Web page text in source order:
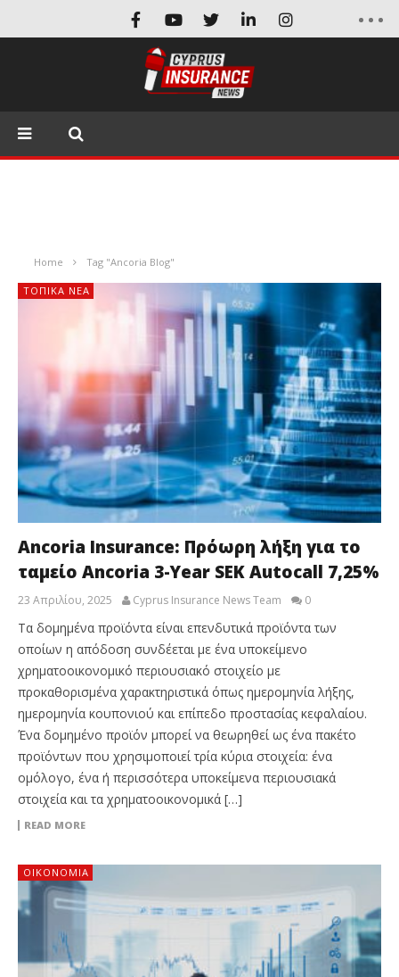
Home Tag "Ancoria Blog"
ΤΟΠΙΚΑ ΝΕΑ
Ancoria Insurance: Πρόωρη λήξη για το
ταμείο Ancoria 3-Year SEK Autocall 7,25%
23 Απριλίου, 2025 Cyprus Insurance News Team 0
Τα δομημένα προϊόντα είναι επενδυτικά προϊόντα των
οποίων η απόδοση συνδέεται με ένα υποκείμενο
χρηματοοικονομικό περιουσιακό στοιχείο με
προκαθορισμένα χαρακτηριστικά όπως ημερομηνία λήξης,
ημερομηνία κουπονιού και επίπεδο προστασίας κεφαλαίου.
Ένα δομημένο προϊόν μπορεί να θεωρηθεί ως ένα πακέτο
προϊόντων που χρησιμοποιεί τρία κύρια στοιχεία: ένα
ομόλογο, ένα ή περισσότερα υποκείμενα περιουσιακά
στοιχεία και τα χρηματοοικονομικά […]
READ MORE
ΟΙΚΟΝΟΜΙΑ